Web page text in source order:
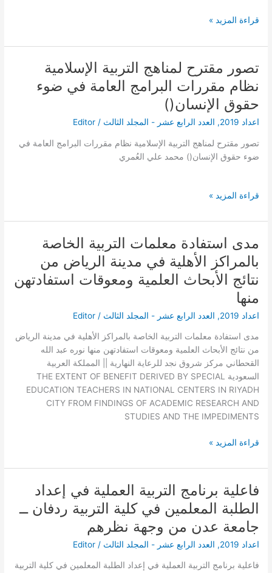
العربية:
تحليلية
قراءة المزيد »
تصور مقترح لمناهج التربية الإسلامية
نظام مقررات البرامج العامة في ضوء
حقوق الإنسان()
اعداد 2019 , العدد الرابع عشر - المجلد الثالث /
Editor
تصور مقترح لمناهج التربية الإسلامية نظام مقررات البرامج العامة في
ضوء حقوق الإنسان() محمد علي العُمري
تصور
مقترح
لمناهج
التربية
الإسلامية
مقررات
البرامج
ضوء
قراءة المزيد »
مدى استفادة معلمات التربية الخاصة
بالمراكز الأهلية في مدينة الرياض من
نتائج الأبحاث العلمية ومعوقات استفادتهن
منها
اعداد 2019 , العدد الرابع عشر - المجلد الثالث /
Editor
مدى استفادة معلمات التربية الخاصة بالمراكز الأهلية في مدينة الرياض
من نتائج الأبحاث العلمية ومعوقات استفادتهن منها نوره عبد الله
القحطاني مركز شروق نجد للرعاية النهارية || المملكة العربية
السعودية THE EXTENT OF BENEFIT DERIVED BY SPECIAL
EDUCATION TEACHERS IN NATIONAL CENTERS IN RIYADH
CITY FROM FINDINGS OF ACADEMIC RESEARCH AND
STUDIES AND THE IMPEDIMENTS
مدى
استفادة
معلمات
التربية
الخاصة
بالمراكز
الأهلية
في
مدينة
الرياض
من
نتائج
الأبحاث
العلمية
استفادتهن
قراءة المزيد »
فاعلية برنامج التربية العملية في إعداد
الطلبة المعلمين في كلية التربية ردفان ــ
جامعة عدن من وجهة نظرهم
اعداد 2019 , العدد الرابع عشر - المجلد الثالث /
Editor
فاعلية برنامج التربية العملية في إعداد الطلبة المعلمين في كلية التربية
فاعلية
برنامج
التربية
العملية
في
الطلبة